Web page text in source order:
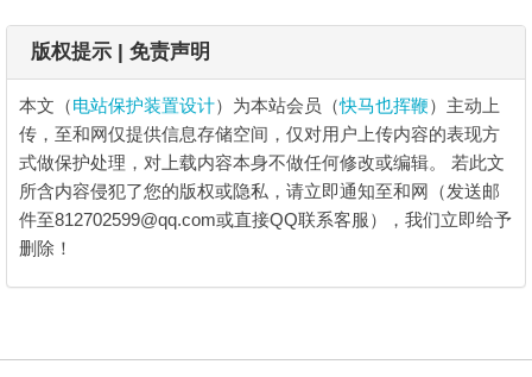
版权提示 | 免责声明
本文（电站保护装置设计）为本站会员（快马也挥鞭）主动上
传，至和网仅提供信息存储空间，仅对用户上传内容的表现方
式做保护处理，对上载内容本身不做任何修改或编辑。 若此文
所含内容侵犯了您的版权或隐私，请立即通知至和网（发送邮
件至812702599@qq.com或直接QQ联系客服），我们立即给予
删除！